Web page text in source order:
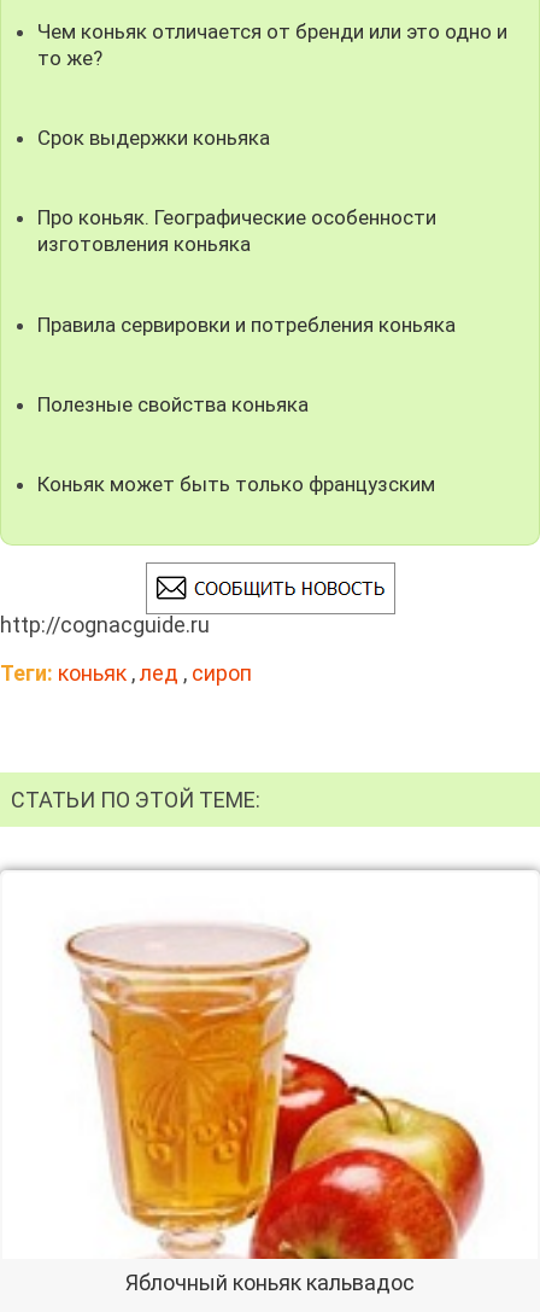
Чем коньяк отличается от бренди или это одно и
то же?
Срок выдержки коньяка
Про коньяк. Географические особенности
изготовления коньяка
Правила сервировки и потребления коньяка
Полезные свойства коньяка
Коньяк может быть только французским
http://cognacguide.ru
Теги: коньяк ,лед , сироп
СТАТЬИ ПО ЭТОЙ ТЕМЕ:
Яблочный коньяк кальвадос